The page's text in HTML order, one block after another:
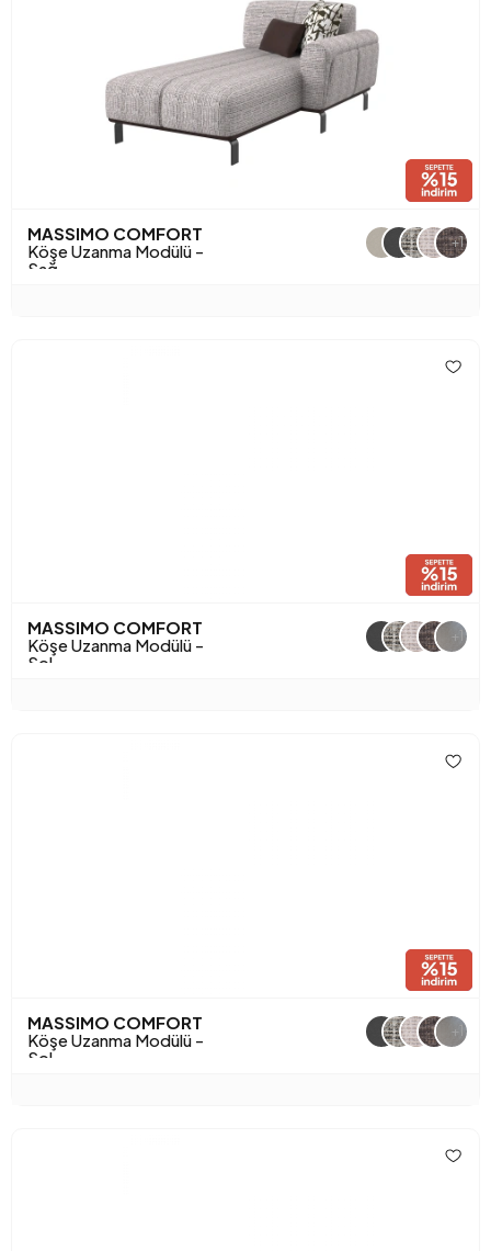
MASSIMO COMFORT
Köşe Uzanma Modülü -
Sağ
+1
MASSIMO COMFORT
Köşe Uzanma Modülü -
Sol
+1
MASSIMO COMFORT
Köşe Uzanma Modülü -
Sol
+1